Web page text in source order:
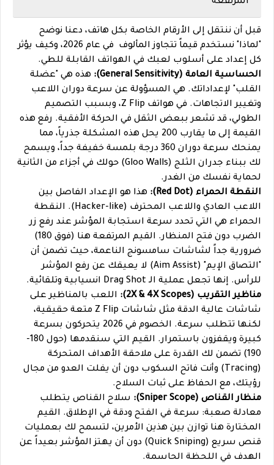
قبل أن ننتقل إلى الأرقام الخاصة بكل هاتف، دعنا نوضح
"لماذا" نستخدم قيماً تتجاوز المألوف في عام 2026، وكيف يؤثر
كل إعداد على أسلوب لعبك في الهواتف القابلة للطي.
الحساسية العامة (General Sensitivity):
هذه هي "عضلة
القلب" لإعداداتك. هي المسؤولة عن سرعة دوران اللاعب
وتغيير الاتجاهات. في هواتف Z Flip، وبسبب التصميم
الطولي، قد تشعر ببعض الثقل في الحركة الأفقية. رفع هذه
القيمة إلى ما يقارب 200 يحل هذه المشكلة جذرياً، مما
يمنحك سرعة دوران 360 درجة بلمسة خفيفة جداً، ويسمح
لك ببناء جدران الثلج (Gloo Walls) حولك في أجزاء من الثانية
لحماية نفسك من الغدر.
النقطة الحمراء (Red Dot):
هذا هو الإعداد الفاصل بين
اللاعب العادي واللاعب المحترف (Hacker-like). النقطة
الحمراء هي التي تحدد سرعة استجابة المؤشر عند رفع زر
الضرب دون فتح المنظار. القيم المرتفعة هنا (فوق 180)
ضرورية جداً لشاشات سامسونج الناعمة، حيث تضمن أن
"التصاق الإيم" (Aim Assist) لا يعيقك عن رفع المؤشر
للرأس. إنها تجعل عملية الـ Drag Shot انسيابية وتلقائية.
مناظير التقريب (2X & 4X Scopes):
اللعب بالمناظير على
شاشات عالية الدقة مثل شاشات Z Flip متعة حقيقية،
لكنها تتطلب سرعة. الخصوم في 2026 يتحركون بسرعة
كبيرة ويقفزون باستمرار. القيم التي سنقدمها (حول 180-
190) تضمن لك القدرة على ملاحقة الأهداف المتحركة
(Tracing) وأنت فاتح السكوب دون أن يفلت العدو من مجال
رؤيتك، مع الحفاظ على ثبات السلاح.
منظار القناص (Sniper Scope):
سلاح القناص يتطلب
معادلة صعبة: سرعة في الفتح ودقة في الإطلاق. القيم
المختارة هنا توازن بين هذين الأمرين، لتسمح لك بعمليات
قنص سريع (Quick Sniping) دون أن يهتز المؤشر بعيداً عن
الهدف في اللحظة الحاسمة.